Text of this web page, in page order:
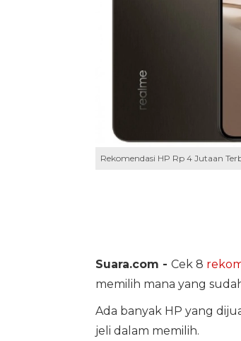
Rekomendasi HP Rp 4 Jutaan
Suara.com - Cek 8
memilih mana yang
Ada banyak HP yang
jeli dalam memilih.